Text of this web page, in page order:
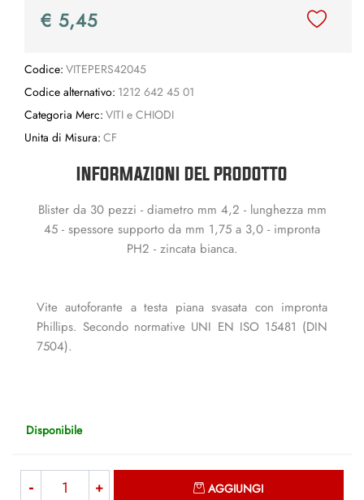
€ 5,45
Codice: VITEPERS42045
Codice alternativo: 1212 642 45 01
Categoria Merc: VITI e CHIODI
Unita di Misura: CF
INFORMAZIONI DEL PRODOTTO
Blister da 30 pezzi - diametro mm 4,2 - lunghezza mm
45 - spessore supporto da mm 1,75 a 3,0 - impronta
PH2 - zincata bianca.
Vite autoforante a testa piana svasata con impronta
Phillips. Secondo normative UNI EN ISO 15481 (DIN
7504).
Disponibile
AGGIUNGI